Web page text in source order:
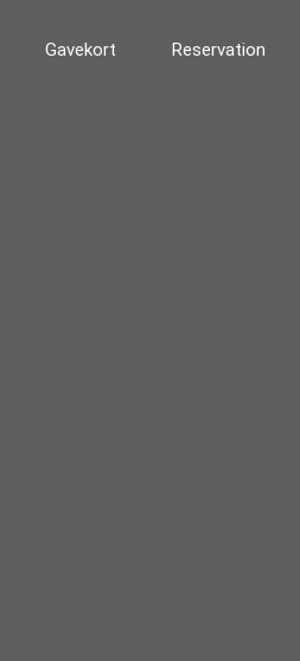
Gavekort Reservation